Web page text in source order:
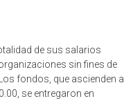
de sus salarios
sin fines de
fondos, que ascienden a
se entregaron en